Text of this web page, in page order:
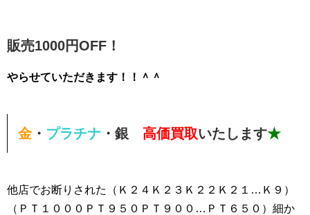
販売1000円OFF！
やらせていただきます！！＾＾
金・ プラチナ ・ 銀 高価買取いたします★
他店でお断りされた（Ｋ２４Ｋ２３Ｋ２２Ｋ２１…Ｋ９）
（ＰＴ１０００ＰＴ９５０ＰＴ９００…ＰＴ６５０）細か